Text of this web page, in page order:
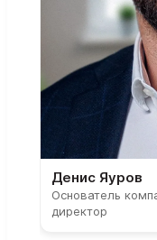
Денис Яуров
Основатель
директор